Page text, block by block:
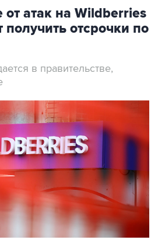
атак на Wildberries
отсрочки по
в правительстве,